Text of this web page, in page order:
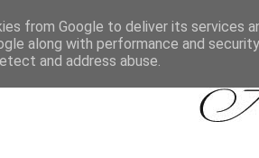
from Google to deliver its services
along with performance and
and address abuse.